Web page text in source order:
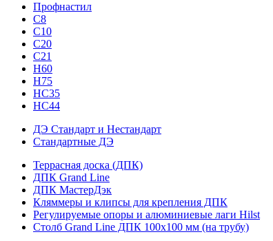
Профнастил
С8
С10
С20
С21
H60
H75
HС35
НС44
ДЭ Стандарт и Нестандарт
Стандартные ДЭ
Террасная доска (ДПК)
ДПК Grand Line
ДПК МастерДэк
Кляммеры и клипсы для крепления ДПК
Регулируемые опоры и алюминиевые лаги Hilst
Столб Grand Line ДПК 100х100 мм (на трубу)